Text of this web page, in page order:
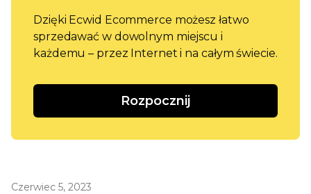
Dzięki Ecwid Ecommerce możesz łatwo
sprzedawać w dowolnym miejscu i
każdemu – przez Internet i na całym świecie.
Rozpocznij
Czerwiec 5, 2023